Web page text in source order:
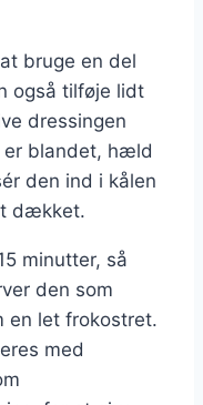
bruge en del
også tilføje lidt
dressingen
er blandet, hæld
den ind i kålen
dækket.
minutter, så
den som
en let frokostret.
med